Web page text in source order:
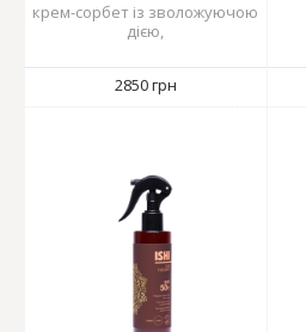
крем-сорбет із зволожуючою
дією,
2850 грн